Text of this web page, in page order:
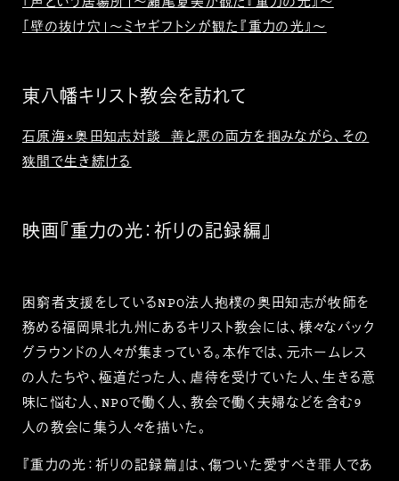
「壁の抜け穴」〜ミヤギフトシが観た『重力の光』〜
東八幡キリスト教会を訪れて
石原海×奥田知志対談 善と悪の両方を掴みながら、その
狭間で生き続ける
映画『重力の光：祈りの記録編』
困窮者支援をしているNPO法人抱樸の奥田知志が牧師を
務める福岡県北九州にあるキリスト教会には、様々なバック
グラウンドの人々が集まっている。本作では、元ホームレス
の人たちや、極道だった人、虐待を受けていた人、生きる意
味に悩む人、NPOで働く人、教会で働く夫婦などを含む9
人の教会に集う人々を描いた。
『重力の光：祈りの記録篇』は、傷ついた愛すべき罪人であ